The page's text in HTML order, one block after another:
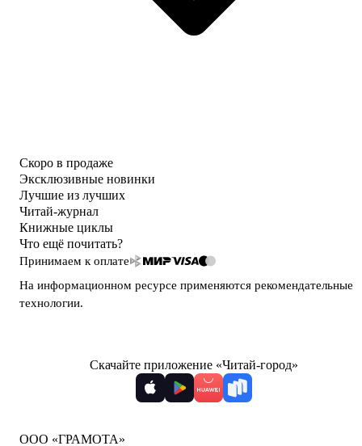
Скоро в продаже
Эксклюзивные новинки
Лучшие из лучших
Читай-журнал
Книжные циклы
Что ещё почитать?
Принимаем к оплате
На информационном ресурсе применяются рекомендательные
технологии.
Скачайте приложение «Читай-город»
ООО «ГРАМОТА»